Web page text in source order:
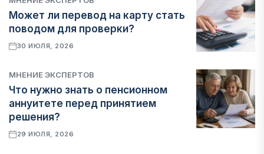
Может ли перевод на карту стать
поводом для проверки?
30 ИЮЛЯ, 2026
МНЕНИЕ ЭКСПЕРТОВ
Что нужно знать о пенсионном
аннуитете перед принятием
решения?
29 ИЮЛЯ, 2026